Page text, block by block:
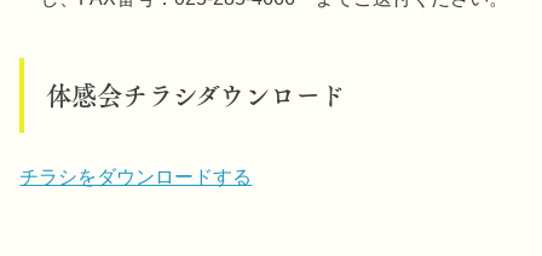
体感会チラシダウンロード
チラシをダウンロードする